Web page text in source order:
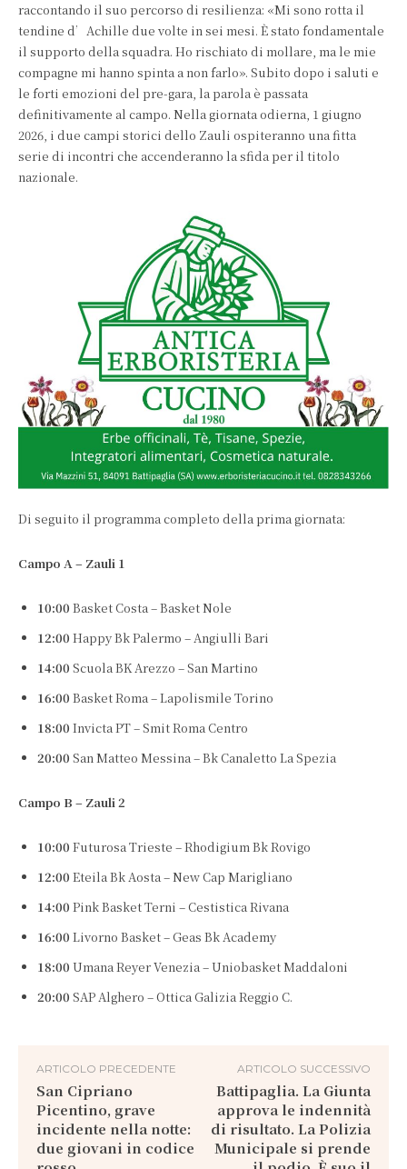
raccontando il suo percorso di resilienza: «Mi sono rotta il
tendine d’Achille due volte in sei mesi. È stato fondamentale
il supporto della squadra. Ho rischiato di mollare, ma le mie
compagne mi hanno spinta a non farlo». Subito dopo i saluti e
le forti emozioni del pre-gara, la parola è passata
definitivamente al campo. Nella giornata odierna, 1 giugno
2026, i due campi storici dello Zauli ospiteranno una fitta
serie di incontri che accenderanno la sfida per il titolo
nazionale.
Di seguito il programma completo della prima giornata:
Campo A – Zauli 1
10:00 Basket Costa – Basket Nole
12:00 Happy Bk Palermo – Angiulli Bari
14:00 Scuola BK Arezzo – San Martino
16:00 Basket Roma – Lapolismile Torino
18:00 Invicta PT – Smit Roma Centro
20:00 San Matteo Messina – Bk Canaletto La Spezia
Campo B – Zauli 2
10:00 Futurosa Trieste – Rhodigium Bk Rovigo
12:00 Eteila Bk Aosta – New Cap Marigliano
14:00 Pink Basket Terni – Cestistica Rivana
16:00 Livorno Basket – Geas Bk Academy
18:00 Umana Reyer Venezia – Uniobasket Maddaloni
20:00 SAP Alghero – Ottica Galizia Reggio C.
ARTICOLO PRECEDENTE
San Cipriano
Picentino, grave
incidente nella notte:
due giovani in codice
ARTICOLO SUCCESSIVO
Battipaglia. La Giunta
approva le indennità
di risultato. La Polizia
Municipale si prende